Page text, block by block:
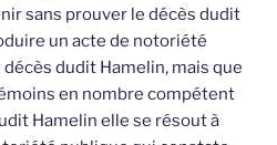
sans prouver le décès dudit
un acte de notoriété
dudit Hamelin, mais que
en nombre compétent
Hamelin elle se résout à